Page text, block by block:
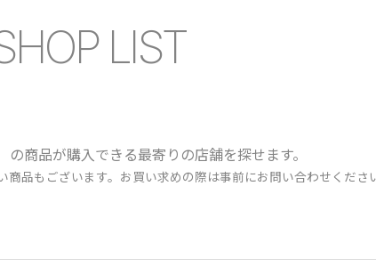
LIST
商品が購入できる最寄りの店舗を探せます。
品もございます。お買い求めの際は事前にお問い合わせくださ